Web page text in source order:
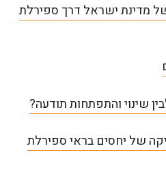
מדינת ישראל דרך ספירלת
שינוי והתפתחות תודעה?
של יחסים בראי ספירלת